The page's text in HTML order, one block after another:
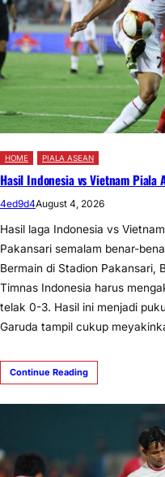
HOME PIALA ASEAN
Hasil Indonesia vs Vietnam Piala
4ed9d4August 4, 2026
Hasil laga Indonesia vs
Pakansari semalam benar-
Bermain di Stadion Pakansari,
Timnas Indonesia harus
telak 0-3. Hasil ini menjadi
Garuda tampil cukup
Continue Reading